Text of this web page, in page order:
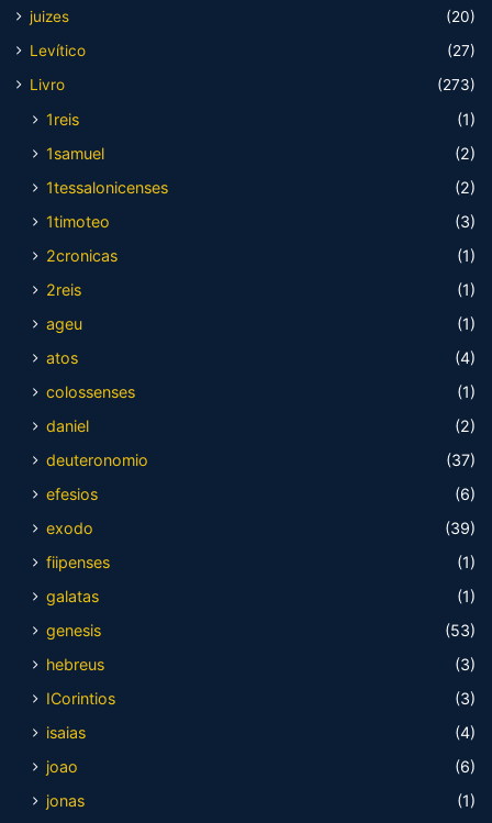
juizes
(20)
Levítico
(27)
Livro
(273)
1reis
(1)
1samuel
(2)
1tessalonicenses
(2)
1timoteo
(3)
2cronicas
(1)
2reis
(1)
ageu
(1)
atos
(4)
colossenses
(1)
daniel
(2)
deuteronomio
(37)
efesios
(6)
exodo
(39)
fiipenses
(1)
galatas
(1)
genesis
(53)
hebreus
(3)
ICorintios
(3)
isaias
(4)
joao
(6)
jonas
(1)